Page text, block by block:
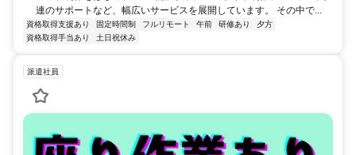
連のサポートなど、幅広いサービスを展開しています。 その中で...
資格取得支援あり 固定時間制 フルリモート 午前 研修あり
夕方
資格取得手当あり
土日祝休み
派遣社員